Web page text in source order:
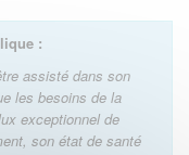
:
assisté dans son
les besoins de la
exceptionnel de
son état de santé